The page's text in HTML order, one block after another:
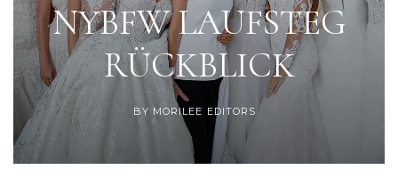
NYBFW LAUFSTEG
RÜCKBLICK
BY MORILEE EDITORS